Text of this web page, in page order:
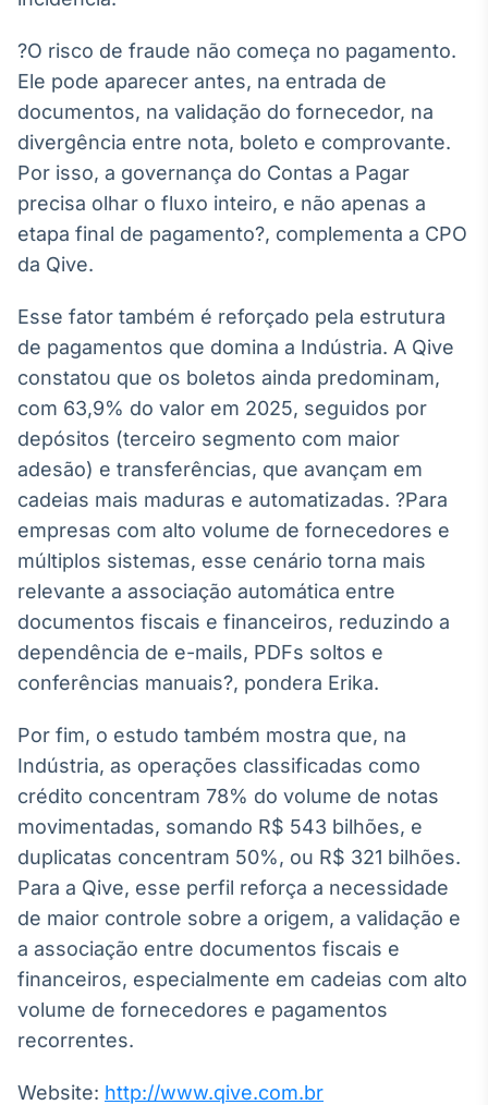
Em breve
Em breve
Gestão de
Investimentos
Em breve
de ativos
Em breve
Crédito
?O risco de fraude não começa no pagamento.
Ele pode aparecer antes, na entrada de
documentos, na validação do fornecedor, na
divergência entre nota, boleto e comprovante.
Por isso, a governança do Contas a Pagar
precisa olhar o fluxo inteiro, e não apenas a
etapa final de pagamento?, complementa a CPO
da Qive.
Esse fator também é reforçado pela estrutura
de pagamentos que domina a Indústria. A Qive
constatou que os boletos ainda predominam,
com 63,9% do valor em 2025, seguidos por
depósitos (terceiro segmento com maior
adesão) e transferências, que avançam em
cadeias mais maduras e automatizadas. ?Para
empresas com alto volume de fornecedores e
múltiplos sistemas, esse cenário torna mais
relevante a associação automática entre
documentos fiscais e financeiros, reduzindo a
dependência de e-mails, PDFs soltos e
conferências manuais?, pondera Erika.
Por fim, o estudo também mostra que, na
Indústria, as operações classificadas como
crédito concentram 78% do volume de notas
movimentadas, somando R$ 543 bilhões, e
duplicatas concentram 50%, ou R$ 321 bilhões.
Para a Qive, esse perfil reforça a necessidade
de maior controle sobre a origem, a validação e
a associação entre documentos fiscais e
financeiros, especialmente em cadeias com alto
volume de fornecedores e pagamentos
recorrentes.
Website: http://www.qive.com.br